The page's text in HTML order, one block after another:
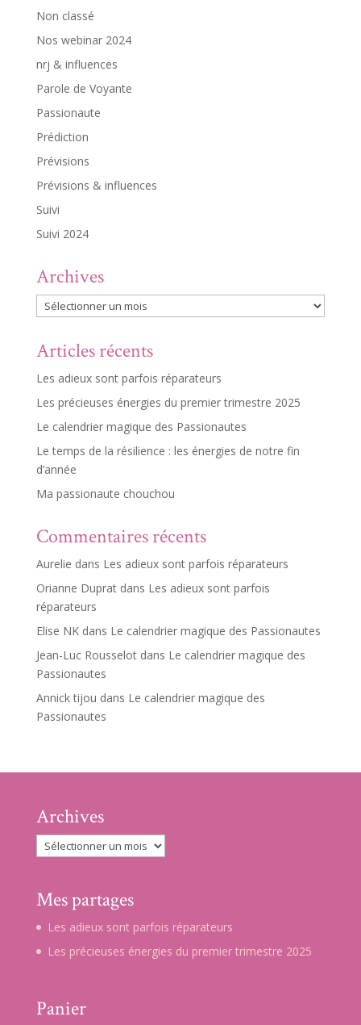
Non classé
Nos webinar 2024
nrj & influences
Parole de Voyante
Passionaute
Prédiction
Prévisions
Prévisions & influences
Suivi
Suivi 2024
Archives
Archives
Articles récents
Les adieux sont parfois réparateurs
Les précieuses énergies du premier trimestre 2025
Le calendrier magique des Passionautes
Le temps de la résilience : les énergies de notre fin
d’année
Ma passionaute chouchou
Commentaires récents
Aurelie dans Les adieux sont parfois réparateurs
Orianne Dupratdans Les adieux sont parfois
réparateurs
Elise NKdans Le calendrier magique des Passionautes
Jean-Luc Rousselotdans Le calendrier magique des
Passionautes
Annick tijou dans Le calendrier magique des
Passionautes
Archives
Archives
Mes partages
Les adieux sont parfois réparateurs
Les précieuses énergies du premier trimestre 2025
Panier